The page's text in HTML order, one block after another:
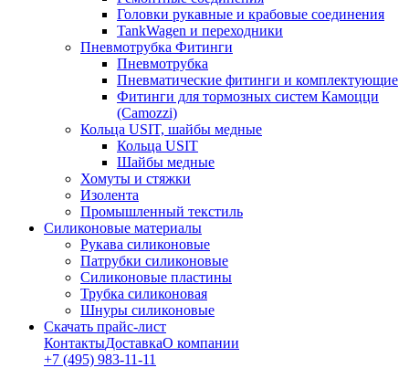
Головки рукавные и крабовые соединения
TankWagen и переходники
Пневмотрубка Фитинги
Пневмотрубка
Пневматические фитинги и комплектующие
Фитинги для тормозных систем Камоцци
(Camozzi)
Кольца USIT, шайбы медные
Кольца USIT
Шайбы медные
Хомуты и стяжки
Изолента
Промышленный текстиль
Силиконовые материалы
Рукава силиконовые
Патрубки силиконовые
Силиконовые пластины
Трубка силиконовая
Шнуры силиконовые
Скачать прайс-лист
КонтактыДоставкаО компании
+7 (495) 983-11-11